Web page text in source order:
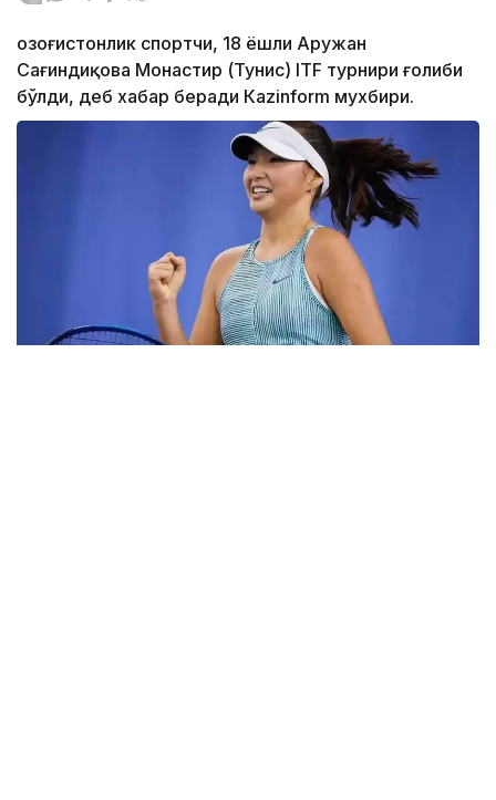
Қозоғистонлик спортчи, 18 ёшли Аружан
Сағиндиқова Монастир (Тунис) ITF турнири ғолиби
бўлди, деб хабар беради Каzinform мухбири.